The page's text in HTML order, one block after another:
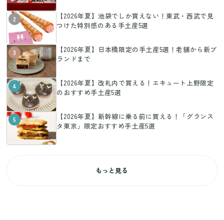
2
【2026年夏】池袋でしか買えない！東武・西武で見
つけた特別感のある手土産5選
3
【2026年夏】日本橋限定の手土産5選！老舗から新ブ
ランドまで
4
【2026年夏】改札内で買える！エキュート上野限定
のおすすめ手土産5選
5
【2026年夏】新幹線に乗る前に買える！「グランス
タ東京」限定おすすめ手土産5選
もっと見る